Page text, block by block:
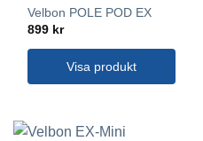
alternativen
kan
produktsidan
Velbon POLE POD EX
899 kr
Visa produkt